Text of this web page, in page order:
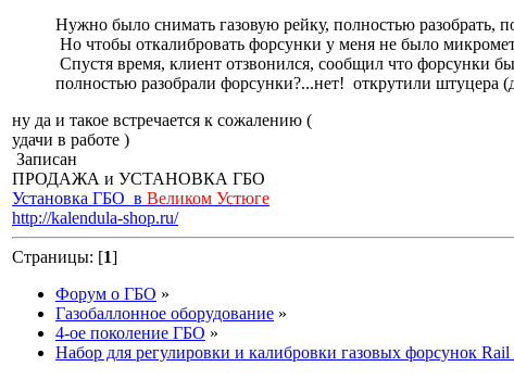
Нужно было снимать газовую рейку, полностью разобрать,
Но чтобы откалибровать форсунки у меня не было
Спустя время, клиент отзвонился, сообщил что форсунки
полностью разобрали форсунки?...нет! открутили
ну да и такое встречается к сожалению (
удачи в работе )
Записан
ПРОДАЖА и УСТАНОВКА ГБО
Установка ГБО в Великом Устюге
http://kalendula-shop.ru/
Страницы: [1]
Форум о ГБО »
Газобаллонное оборудование »
4-ое поколение ГБО »
Набор для регулировки и калибровки газовых форсунок Rail